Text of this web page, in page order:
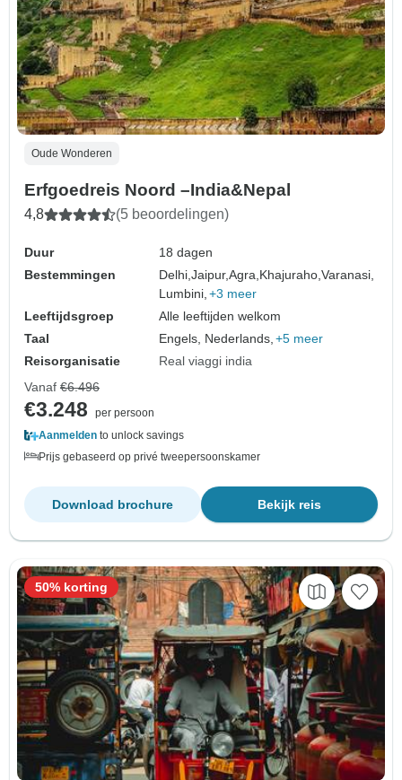
Oude Wonderen
Erfgoedreis Noord –India&Nepal
4,8 (5 beoordelingen)
Duur
18 dagen
Bestemmingen
Delhi,Jaipur,Agra,Khajuraho,Varanasi,
Lumbini, +3 meer
Leeftijdsgroep
Alle leeftijden welkom
Taal
Engels, Nederlands, +5 meer
Reisorganisatie
Real viaggi india
Vanaf €6.496
€3.248
per persoon
Aanmelden to unlock savings
Prijs gebaseerd op privé tweepersoonskamer
Bekijk reis
Download brochure
50% korting